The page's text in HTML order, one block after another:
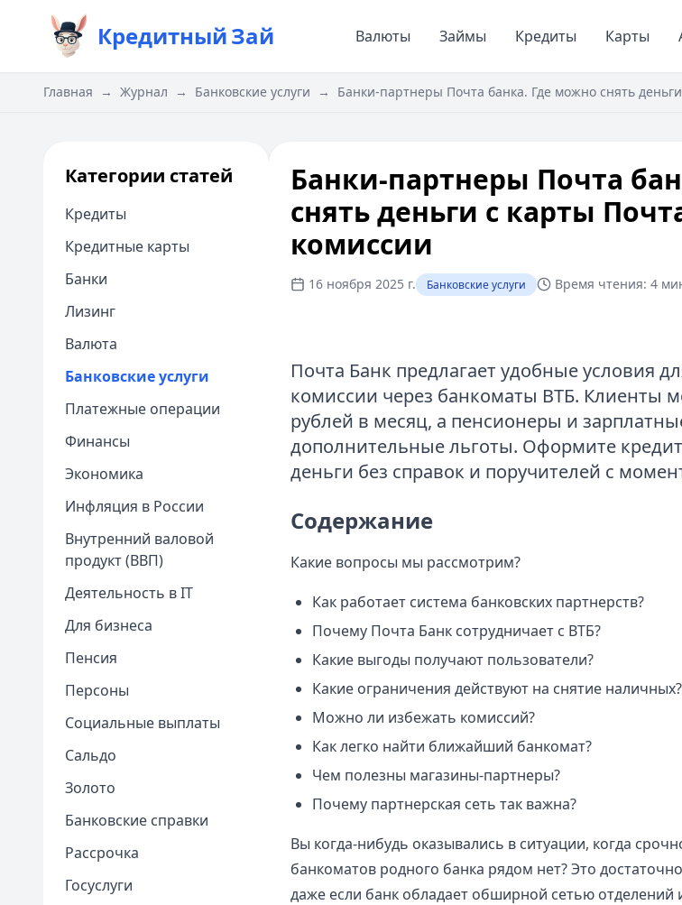
КредитныйЗай Валюты Займы Кредиты Карты
Главная → Журнал → Банковские услуги → Банки-партнеры Почта банка. Где можно снять
Категории статей
Кредиты
Кредитные карты
Банки
Лизинг
Валюта
Банковские услуги
Платежные операции
Финансы
Экономика
Инфляция в России
Внутренний валовой
продукт (ВВП)
Деятельность в IT
Для бизнеса
Пенсия
Персоны
Социальные выплаты
Сальдо
Золото
Банковские справки
Рассрочка
Госуслуги
Банки-партнеры Почта
снять деньги с карты
комиссии
16 ноября 2025 г. Банковские услуги Время чтения: 4
Почта Банк предлагает удобные условия
комиссии через банкоматы ВТБ. Клиенты
рублей в месяц, а пенсионеры и
дополнительные льготы. Оформите
деньги без справок и поручителей с
Содержание
Какие вопросы мы рассмотрим?
Как работает система банковских партнерств?
Почему Почта Банк сотрудничает с ВТБ?
Какие выгоды получают пользователи?
Какие ограничения действуют на снятие наличных?
Можно ли избежать комиссий?
Как легко найти ближайший банкомат?
Чем полезны магазины-партнеры?
Почему партнерская сеть так важна?
Вы когда-нибудь оказывались в ситуации, когда
банкоматов родного банка рядом нет? Это
даже если банк обладает обширной сетью отделений